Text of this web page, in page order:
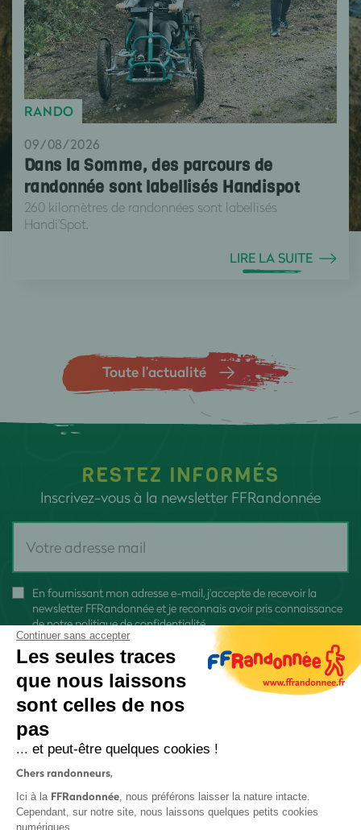
RANDO
09/08/2026
Dans la Somme, des parcours de
randonnée sont labellisés Handispot
260 kilomètres de randonnées sont labellisés
Handi'Spot.
LIRE LA SUITE
Toute l’actualité
RESTEZ INFORMÉS
Inscrivez-vous à la newsletter FFRandonnée
En fournissant mon adresse e-mail, j'accepte de recevoir la
newsletter FFRandonnée et je reconnais avoir pris connaissance
denotre politique de confidentialité
Continuer sans accepter
Les seules traces
que nous laissons
sont celles de nos
pas
... et peut-être quelques cookies !
Chers randonneurs,
Ici à la FFRandonnée, nous préférons laisser la nature intacte.
Cependant, sur notre site, nous laissons quelques petits cookies
numériques.